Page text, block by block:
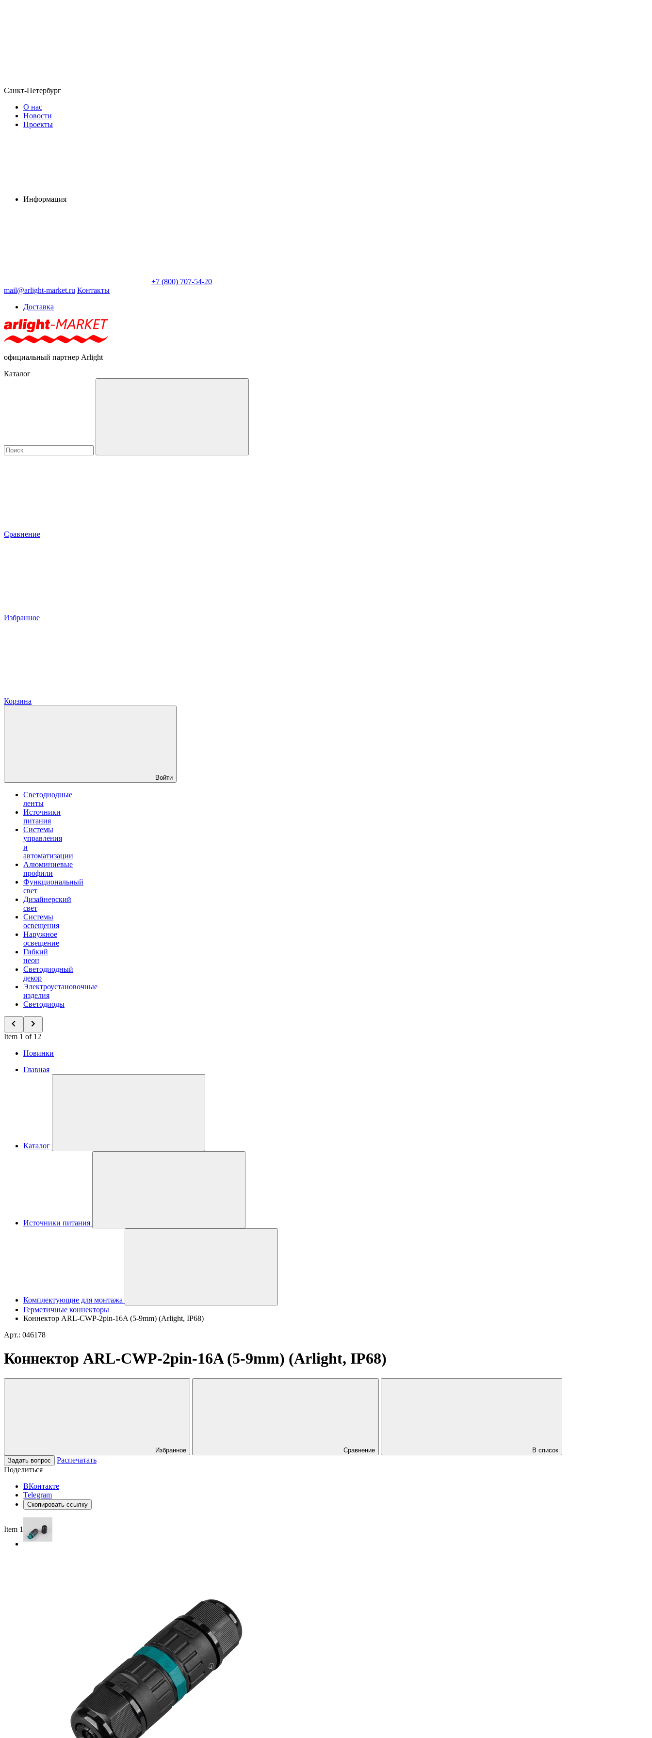
Санкт-Петербург
О нас
Новости
Проекты
Информация
+7 (800) 707-54-20
mail@arlight-market.ru Контакты
Доставка
официальный партнер Arlight
Каталог
Сравнение
Избранное
Корзина
Войти
Светодиодные
ленты
Источники
питания
Системы
управления
и
автоматизации
Алюминиевые
профили
Функциональный
свет
Дизайнерский
свет
Системы
освещения
Наружное
освещение
Гибкий
неон
Светодиодный
декор
Электроустановочные
изделия
Светодиоды
Item 1 of 12
Новинки
Главная
Каталог
Источники питания
Комплектующие для монтажа
Герметичные коннекторы
Коннектор ARL-CWP-2pin-16A (5-9mm) (Arlight, IP68)
Арт.: 046178
Коннектор ARL-CWP-2pin-16A (5-9mm) (Arlight, IP68)
Избранное Сравнение
В список
Задать вопрос
Распечатать
Поделиться
ВКонтакте
Telegram
Скопировать ссылку
Item 1 of 2